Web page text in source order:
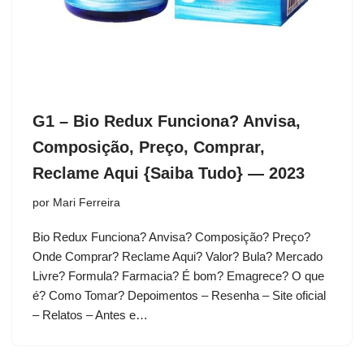
G1 – Bio Redux Funciona? Anvisa,
Composição, Preço, Comprar,
Reclame Aqui {Saiba Tudo} — 2023
por Mari Ferreira
Bio Redux Funciona? Anvisa? Composição? Preço?
Onde Comprar? Reclame Aqui? Valor? Bula? Mercado
Livre? Formula? Farmacia? É bom? Emagrece? O que
é? Como Tomar? Depoimentos – Resenha – Site oficial
– Relatos – Antes e…